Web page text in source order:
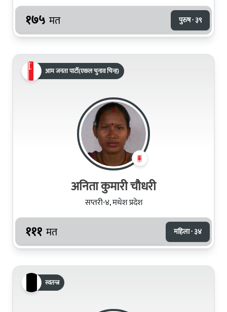
१७५ मत पुरुष · ३९
आम जनता पार्टी(एकल चुनाव चिन्ह)
अनिता कुमारी चौधरी
सप्तरी-४, मधेश प्रदेश
१११ मत महिला · ३४
स्वतन्त्र